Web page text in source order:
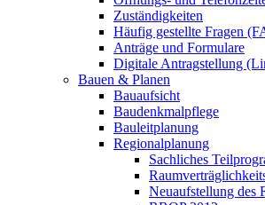
Zuständigkeiten
Häufig gestellte Fragen
Anträge und Formulare
Digitale Antragstellung
Bauen & Planen
Bauaufsicht
Baudenkmalpflege
Bauleitplanung
Regionalplanung
Sachliches
Neuaufstellung des